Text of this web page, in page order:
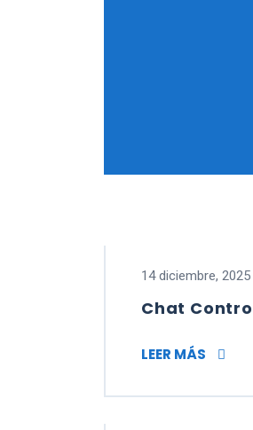
14 diciembre, 2025
Chat
LEER MÁS